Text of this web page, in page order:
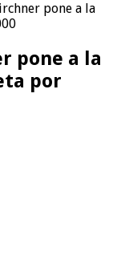
pone a la
pone a la
por